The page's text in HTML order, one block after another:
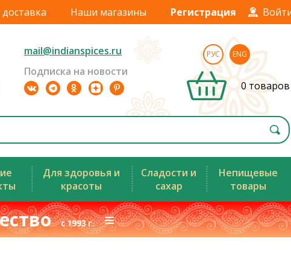
Наши магазины Регистрация
mail@indianspices.ru
Подписка на новости
РУС ENG
0 товаров
Для здоровья и
красоты
Сладости и
сахар
Непищевые
товары
с 1993 г.≡